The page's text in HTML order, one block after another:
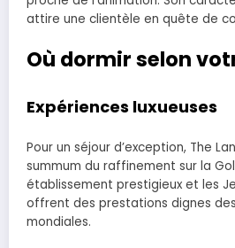
attire une clientèle en quête de
Où dormir selon
Expériences luxueuses
Pour un séjour d’exception, The
summum du raffinement sur la
établissement prestigieux et les
offrent des prestations dignes
mondiales.